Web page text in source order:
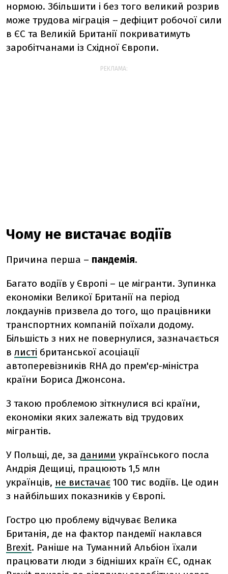
нормою. Збільшити і без того великий розрив
може трудова міграція – дефіцит робочої сили
в ЄС та Великій Британії покриватимуть
заробітчанами із Східної Європи.
РЕКЛАМА:
Чому не вистачає водіїв
Причина перша – пандемія.
Багато водіїв у Європі – це мігранти. Зупинка
економіки Великої Британії на період
локдаунів призвела до того, що працівники
транспортних компаній поїхали додому.
Більшість з них не повернулися, зазначається
в листі британської асоціації
автоперевізників RHA до прем'єр-міністра
країни Бориса Джонсона.
З такою проблемою зіткнулися всі країни,
економіки яких залежать від трудових
мігрантів.
У Польщі, де, за даними українського посла
Андрія Дещиці, працюють 1,5 млн
українців, не вистачає 100 тис водіїв. Це один
з найбільших показників у Європі.
Гостро цю проблему відчуває Велика
Британія, де на фактор пандемії наклався
Brexit. Раніше на Туманний Альбіон їхали
працювати люди з бідніших країн ЄС, однак